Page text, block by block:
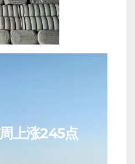
上涨245点